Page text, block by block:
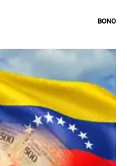
Bono